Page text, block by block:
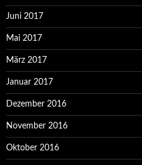
Juni 2017
Mai 2017
März 2017
Januar 2017
Dezember 2016
November 2016
Oktober 2016